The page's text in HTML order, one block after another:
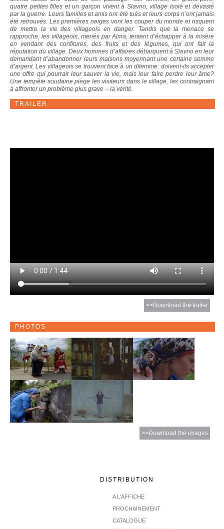
quatre petites filles et un garçon vivent à Slavno, village isolé et dévasté
par la guerre. Leurs familles et amis ont été tués et leurs corps n’ont jamais
été retrouvés. Les premières neiges vont les couper du monde et risquent
de mettre la vie des villageois en danger. Tandis que la menace se
rapproche, les villageois, menés par Alma, tentent d’échapper à la misère
en vendant des confitures, des fruits et des légumes, qui ont fait la
réputation du village. Deux hommes d’affaires débarquent à Slavno en leur
demandant d’abandonner leurs maisons moyennant une certaine somme
d’argent. Les villageois se trouvent face à un dilemme: doivent-ils accepter
une offre qui pourrait leur sauver la vie, mais leur faire perdre leur âme?
Une tempête soudaine piège les visiteurs dans le village, les contraignant
à affronter un problème plus grave – la vérité.
TRAILER
>>Download the trailer
PHOTOS
>>Download the images
DISTRIBUTION
A L'AFFICHE
PROCHAINEMENT
CATALOGUE